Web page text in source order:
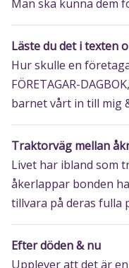
Man ska kunna dem
Läste du det i texten
Hur skulle en
FÖRETAGAR-
barnet vårt in till mig
Traktorväg mellan
Livet har ibland som
åkerlappar bonden
tillvara på deras fulla
Efter döden & nu
Upplever att det är